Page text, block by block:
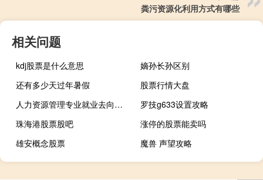
粪污资源化利用方式有哪些
相关问题
kdj股票是什么意思
嫡孙长孙区别
还有多少天过年暑假
股票行情大盘
人力资源管理专业就业去向（人力资源管理专业就业前景及方向如何）
罗技g633设置攻略
珠海港股票股吧
涨停的股票能卖吗
雄安概念股票
魔兽 声望攻略